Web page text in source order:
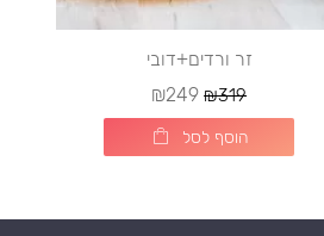
זר ורדים+דובי
₪319
₪249
הוסף לסל